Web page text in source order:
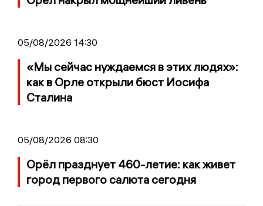
05/08/2026 14:30
«Мы сейчас нуждаемся в этих людях»:
как в Орле открыли бюст Иосифа
Сталина
05/08/2026 08:30
Орёл празднует 460-летие: как живет
город первого салюта сегодня